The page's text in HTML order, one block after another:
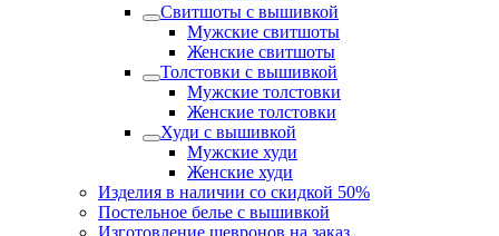
Свитшоты с вышивкой
Мужские свитшоты
Женские свитшоты
Толстовки с вышивкой
Мужские толстовки
Женские толстовки
Худи с вышивкой
Мужские худи
Женские худи
Изделия в наличии со скидкой 50%
Постельное белье с вышивкой
Изготовление шевронов на заказ